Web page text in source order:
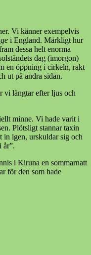
Vi känner exempelvis
i England. Märkligt hur
dessa helt enorma
dag (imorgon)
en öppning i cirkeln, rakt
ut på andra sidan.
vi längtar efter ljus och
minne. Vi hade varit i
Plötsligt stannar taxin
in igen, urskuldar sig och
år”.
i Kiruna en sommarnatt
för den som hade